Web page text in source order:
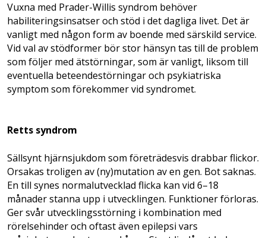
Vuxna med Prader-Willis syndrom behöver
habiliteringsinsatser och stöd i det dagliga livet. Det är
vanligt med någon form av boende med särskild service.
Vid val av stödformer bör stor hänsyn tas till de problem
som följer med ätstörningar, som är vanligt, liksom till
eventuella beteendestörningar och psykiatriska
symptom som förekommer vid syndromet.
Retts syndrom
Sällsynt hjärnsjukdom som företrädesvis drabbar flickor.
Orsakas troligen av (ny)mutation av en gen. Bot saknas.
En till synes normal­utvecklad flicka kan vid 6–18
månader stanna upp i utvecklingen. Funktioner förloras.
Ger svår utvecklingsstörning i kombination med
rörelsehinder och oftast även epilepsi vars